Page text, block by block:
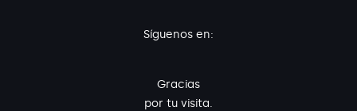
Síguenos en:
Gracias
por tu visita.